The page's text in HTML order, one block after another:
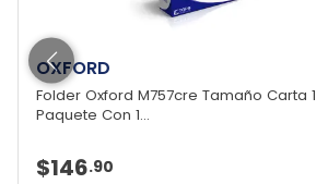
OXFORD
Folder Oxford M757cre Tamaño Carta 1
Paquete Con 1...
$146.90